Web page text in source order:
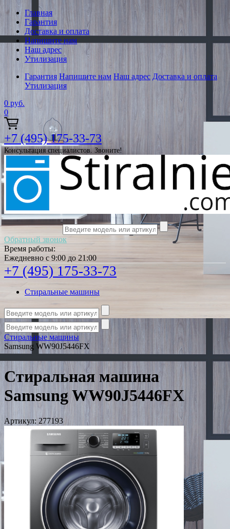
Главная
Гарантия
Доставка и оплата
Напишите нам
Наш адрес
Утилизация
Гарантия Напишите нам Наш адрес Доставка и оплата
Утилизация
0 руб.
0
+7 (495) 175-33-73
Консультация специалистов. Звоните!
Обратный звонок
Время работы:
Ежедневно с 9:00 до 21:00
+7 (495) 175-33-73
Стиральные машины
Стиральные машины
Samsung WW90J5446FX
Стиральная машина
Samsung WW90J5446FX
Артикул: 277193